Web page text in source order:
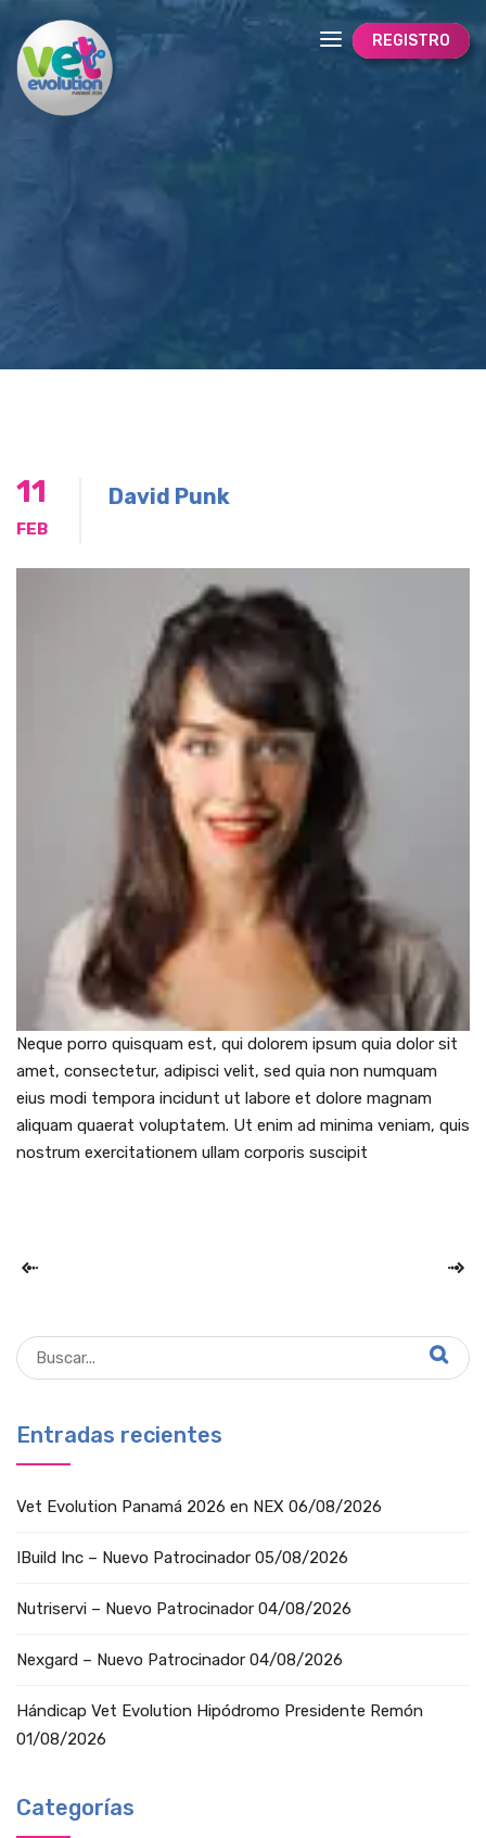
REGISTRO
11
FEB
David Punk
Neque porro quisquam est, qui dolorem ipsum quia dolor sit
amet, consectetur, adipisci velit, sed quia non numquam
eius modi tempora incidunt ut labore et dolore magnam
aliquam quaerat voluptatem. Ut enim ad minima veniam, quis
nostrum exercitationem ullam corporis suscipit
Entradas recientes
Vet Evolution Panamá 2026 en NEX 06/08/2026
IBuild Inc – Nuevo Patrocinador 05/08/2026
Nutriservi – Nuevo Patrocinador 04/08/2026
Nexgard – Nuevo Patrocinador 04/08/2026
Hándicap Vet Evolution Hipódromo Presidente Remón
01/08/2026
Categorías